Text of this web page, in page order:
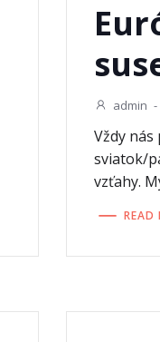
admin -
Vždy
sviatok/
vzťahy.
READ